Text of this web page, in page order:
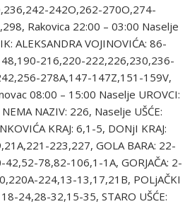
242O,262-270O,274-
Rakovica 22:00 – 03:00 Naselje
ALEKSANDRA VOJINOVIĆA: 86-
216,220-222,226,230,236-
278A,147-147Z,151-159V,
08:00 – 15:00 Naselje UROVCI:
NEMA NAZIV: 226, Naselje UŠĆE:
KRAJ: 6,1-5, DONjI KRAJ:
223,227, GOLA BARA: 22-
42,52-78,82-106,1-1A, GORJAČA: 2-
224,13-13,17,21B, POLjAČKI
18-24,28-32,15-35, STARO UŠĆE: